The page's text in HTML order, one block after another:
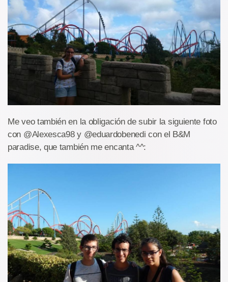
Me veo también en la obligación de subir la siguiente foto
con @Alexesca98 y @eduardobenedi con el B&M
paradise, que también me encanta ^^: